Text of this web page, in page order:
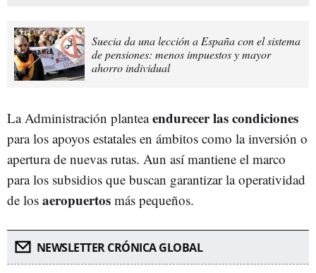
Suecia da una lección a España con el sistema
de pensiones: menos impuestos y mayor
ahorro individual
La Administración planteaendurecer las condiciones
para los apoyos estatales en ámbitos como la inversión o
apertura de nuevas rutas. Aun así mantiene el marco
para los subsidios que buscan garantizar la operatividad
de los aeropuertos más pequeños.
NEWSLETTER CRÓNICA GLOBAL